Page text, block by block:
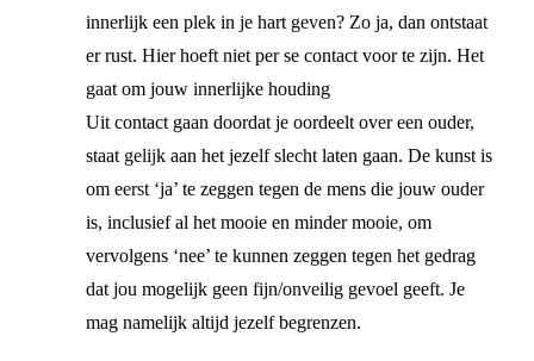
innerlijk een plek in je hart geven? Zo ja, dan ontstaat
er rust. Hier hoeft niet per se contact voor te zijn. Het
gaat om jouw innerlijke houding
Uit contact gaan doordat je oordeelt over een ouder,
staat gelijk aan het jezelf slecht laten gaan. De kunst is
om eerst ‘ja’ te zeggen tegen de mens die jouw ouder
is, inclusief al het mooie en minder mooie, om
vervolgens ‘nee’ te kunnen zeggen tegen het gedrag
dat jou mogelijk geen fijn/onveilig gevoel geeft. Je
mag namelijk altijd jezelf begrenzen.